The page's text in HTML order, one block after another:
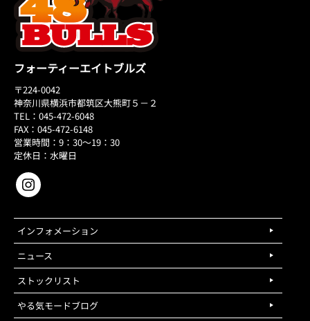
フォーティーエイトブルズ
〒224-0042
神奈川県横浜市都筑区大熊町５－２
TEL：045-472-6048
FAX：045-472-6148
営業時間：9：30～19：30
定休日：水曜日
インフォメーション
ニュース
ストックリスト
やる気モードブログ